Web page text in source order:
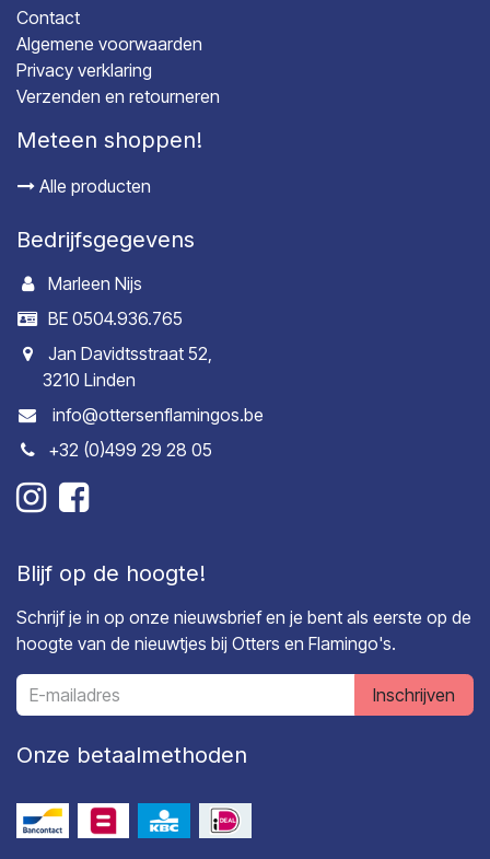
Contact
Algemene voorwaarden
Privacy verklaring
Verzenden en retourneren
Meteen shoppen!
Alle producten
Bedrijfsgegevens
Marleen Nijs
BE 0504.936.765
Jan Davidtsstraat 52,
3210 Linden
info@ottersenflamingos.be
+32 (0)499 29 28 05
Blijf op de hoogte!
Schrijf je in op onze nieuwsbrief en je bent als eerste op de
hoogte van de nieuwtjes bij Otters en Flamingo's.
Inschrijven
Onze betaalmethoden